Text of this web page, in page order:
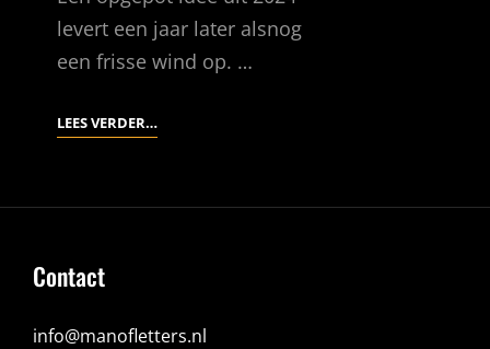
levert een jaar later alsnog
een frisse wind op. …
LEES VERDER…HERFSTBOOM
Contact
info@manofletters.nl